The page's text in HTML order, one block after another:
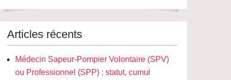
Articles récents
Médecin Sapeur-Pompier Volontaire (SPV)
ou Professionnel (SPP) : statut, cumul